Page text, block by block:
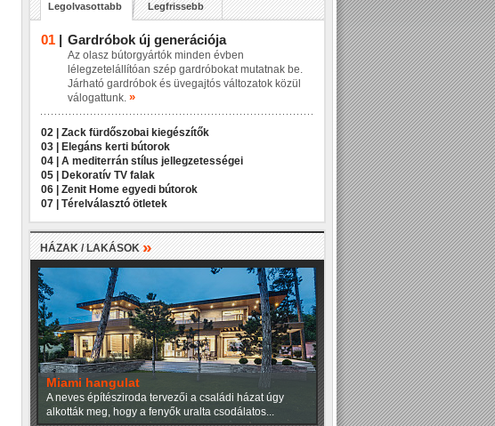
Legolvasottabb Legfrissebb
01 | Gardróbok új generációja
Az olasz bútorgyártók minden évben
lélegzetelállítóan szép gardróbokat mutatnak be.
Járható gardróbok és üvegajtós változatok közül
válogattunk. »
02 |
Zack fürdőszobai kiegészítők
03 |
Elegáns kerti bútorok
04 |
A mediterrán stílus jellegzetességei
05 |
Dekoratív TV falak
06 |
Zenit Home egyedi bútorok
07 |
Térelválasztó ötletek
HÁZAK / LAKÁSOK »
Miami hangulat
A neves építésziroda tervezői a családi házat úgy
alkották meg, hogy a fenyők uralta csodálatos...